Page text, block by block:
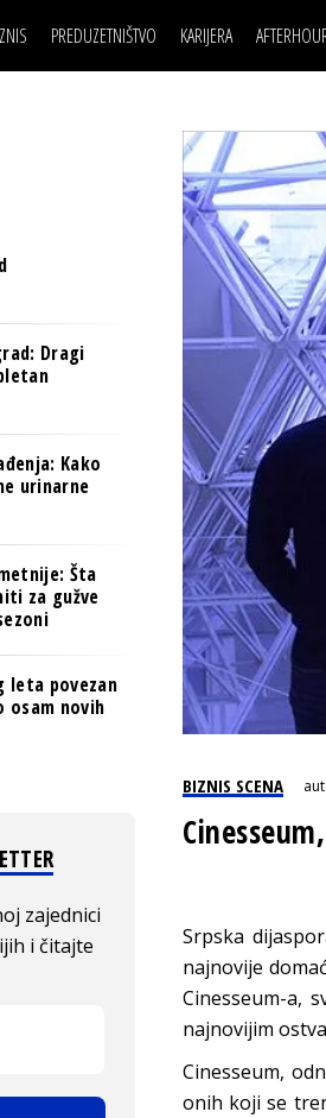
BREND I KOMUNIKACIJE
OSIGURANJE
TECH I AI
PULS REGIONA
NOVO NA RAFU
PREDUZETNIŠTVO KARIJERA
LJUDI (HR)
MOJ UGAO
USAVRŠAVANJE
KNOW-HOW
BIZNIS SCENA
BREND I KOMUNIKACIJE
PULS REGIONA
POSAO
MOJ UGAO
USAVRŠAVANJE
KNOW-HOW
FILM I
AUTO
STIL
BIZNIS SCENA
Srpska
najnovije
Cinesseum-a,
najnovijim
Cinesseum,
onih koji se
Dragi
Kako
urinarne
Šta
za gužve
leta povezan
osam novih
zajednici
i čitajte